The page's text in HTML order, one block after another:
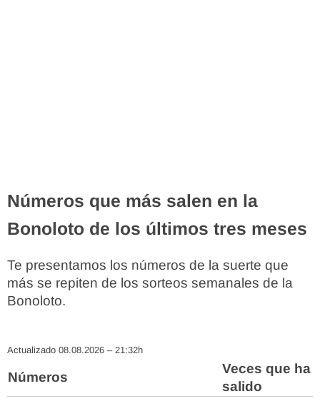
Números que más salen en la
Bonoloto de los últimos tres meses
Te presentamos los números de la suerte que
más se repiten de los sorteos semanales de la
Bonoloto.
Actualizado 08.08.2026 – 21:32h
Números
Veces que ha
salido